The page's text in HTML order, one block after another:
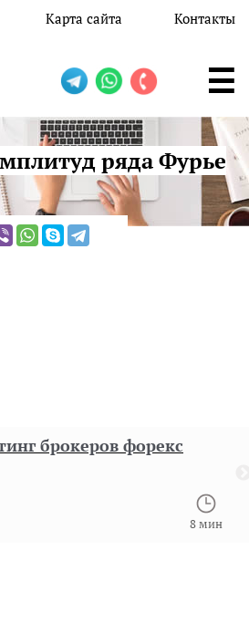
содержанию
Карта сайта Контакты
ряда Фурье
брокеров форекс
8 мин